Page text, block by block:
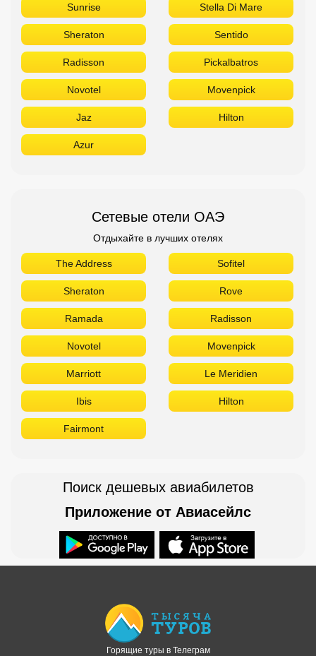
Sunrise Stella Di Mare
Sheraton Sentido
Radisson Pickalbatros
Novotel Movenpick
Jaz Hilton
Azur
Сетевые отели ОАЭ
Отдыхайте в лучших отелях
The Address Sofitel
Sheraton Rove
Ramada Radisson
Novotel Movenpick
Marriott Le Meridien
Ibis Hilton
Fairmont
Поиск дешевых авиабилетов
Приложение от Авиасейлс
Горящие туры в Телеграм